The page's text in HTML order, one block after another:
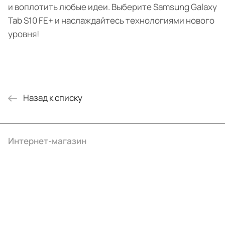
и воплотить любые идеи. Выберите Samsung Galaxy
Tab S10 FE+ и наслаждайтесь технологиями нового
уровня!
Назад к списку
Интернет-магазин